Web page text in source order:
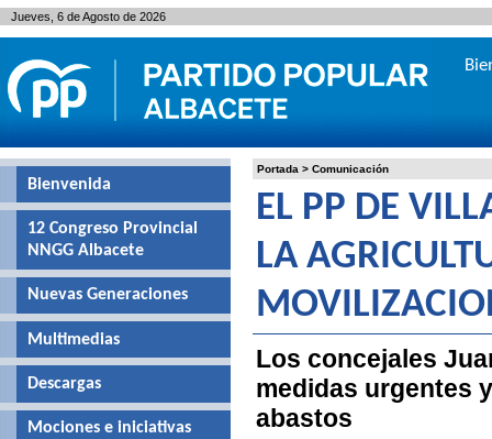
Portada > Comunicación
EL PP DE
LA
Los concejales
medidas urgentes
abastos
Bienvenida
12 Congreso Provincial
NNGG Albacete
Nuevas Generaciones
Multimedias
Descargas
Mociones e iniciativas
Jueves, 6 de Agosto de 2026